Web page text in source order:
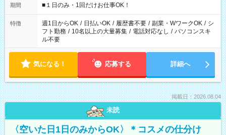
げるお仕事も！ ご希望のお時間に合わせてご紹介！ ※シフトは
ください！
期間 ■１日のみ・1回だけお仕事OK！
特徴 週1日からOK / 日払いOK / 履歴書不要 / 副業・WワークOK / シ
フト勤務 / 10名以上の大量募集 / 電話対応なし / パソコンスキ
ル不要
気になる！ 応募する 詳細へ
掲載日：2026.08.04
未読
〈空いた日1日のみからOK〉＊コスメの仕分け